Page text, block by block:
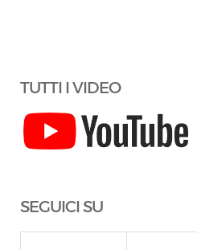
TUTTI I VIDEO
SEGUICI SU